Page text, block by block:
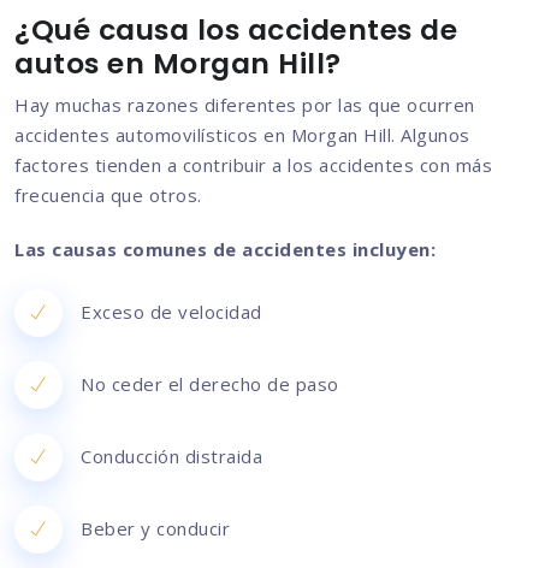
¿Qué causa los accidentes de
autos en Morgan Hill?
Hay muchas razones diferentes por las que ocurren
accidentes automovilísticos en Morgan Hill. Algunos
factores tienden a contribuir a los accidentes con más
frecuencia que otros.
Las causas comunes de accidentes incluyen:
Exceso de velocidad
No ceder el derecho de paso
Conducción distraida
Beber y conducir